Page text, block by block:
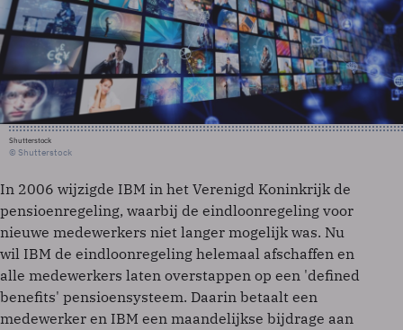
Shutterstock
© Shutterstock
In 2006 wijzigde IBM in het Verenigd Koninkrijk de
pensioenregeling, waarbij de eindloonregeling voor
nieuwe medewerkers niet langer mogelijk was. Nu
wil IBM de eindloonregeling helemaal afschaffen en
alle medewerkers laten overstappen op een 'defined
benefits' pensioensysteem. Daarin betaalt een
medewerker en IBM een maandelijkse bijdrage aan